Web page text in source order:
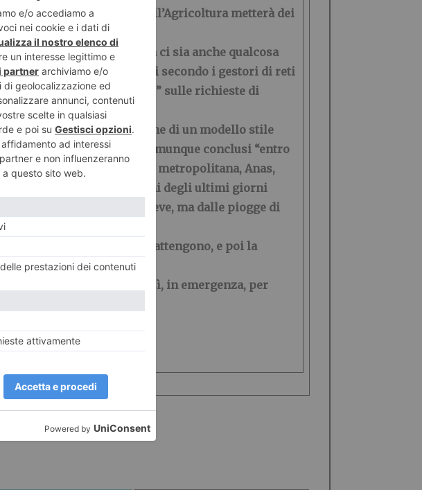
agricole “il ministero dell’Agricoltura metterà dei
che nel decreto di stasera ci sia anche qualcosa
al Governo, i più urgenti secondo i gestori di reti
le semplificazioni” sulle richieste di
Vaia in Veneto e l’adozione di un modello stile
Pnrr, dovranno essere comunque conclusi “entro
Se devi chiedere Città metropolitana, Anas,
Piemonte le precipitazioni degli ultimi giorni
adesso non arriva dalla neve, ma dalle piogge di
rilasciando l’acqua: “La trattengono, e poi la
puoi andare avanti così, in emergenza, per